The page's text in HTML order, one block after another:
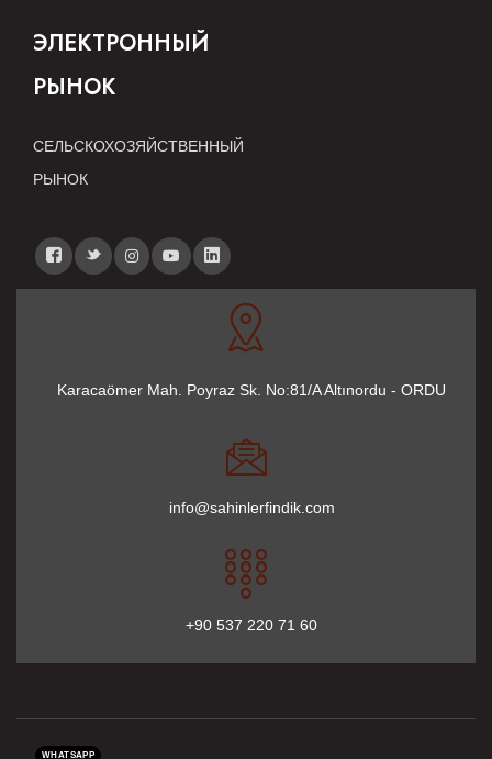
ЭЛЕКТРОННЫЙ
РЫНОК
СЕЛЬСКОХОЗЯЙСТВЕННЫЙ
РЫНОК
Karacaömer Mah. Poyraz Sk. No:81/A Altınordu - ORDU
info@sahinlerfindik.com
+90 537 220 71 60
WHATSAPP